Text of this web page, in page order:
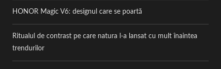
HONOR Magic V6: designul care se poartă
Ritualul de contrast pe care natura l-a lansat cu mult înaintea
trendurilor